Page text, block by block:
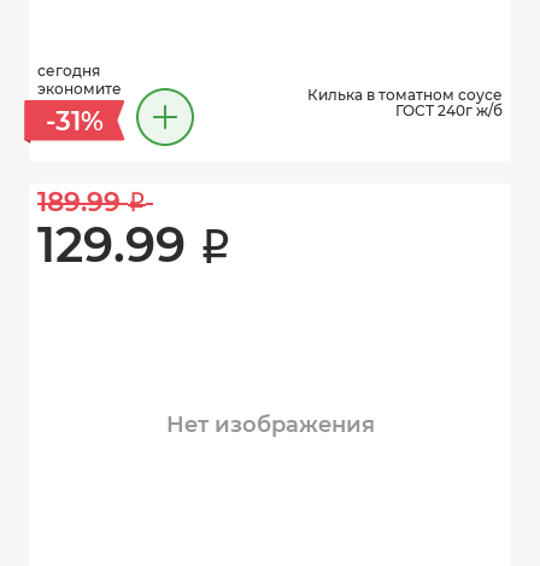
сегодня
экономите
-31%
Килька в томатном соусе
ГОСТ 240г ж/б
189.99 i
129.99 i
Нет изображения